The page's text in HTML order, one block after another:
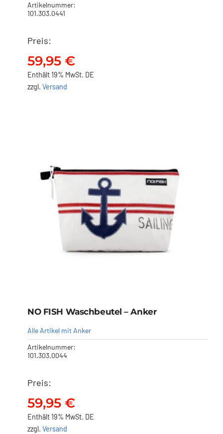
NO FISH Waschbeutel –
59,95
Artikelnummer:
101.303.0441
Preis:
59,95 €
Enthält 19% MwSt. DE
zzgl. Versand
NO FISH Waschbeutel –
59,95
NO FISH Waschbeutel – Anker
Alle Artikel mit Anker
Artikelnummer:
101.303.0044
Preis:
59,95 €
Enthält 19% MwSt. DE
zzgl. Versand